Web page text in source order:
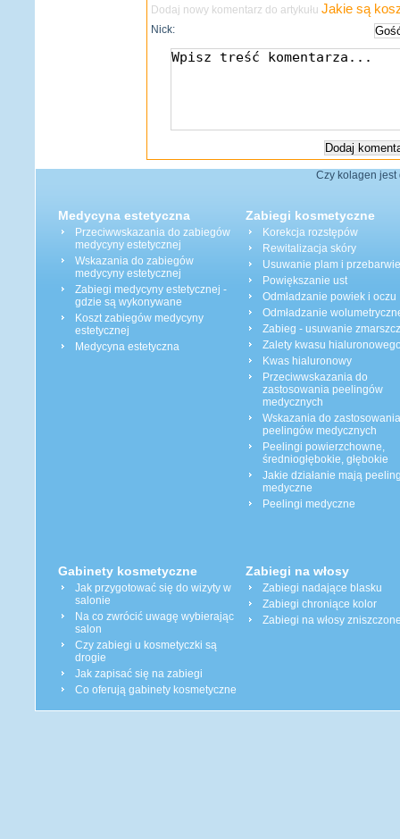
Dodaj nowy komentarz do artykułu Jakie są
Nick:
Czy kolagen
Medycyna estetyczna
Przeciwwskazania do zabiegów
medycyny estetycznej
Wskazania do zabiegów
medycyny estetycznej
Zabiegi medycyny estetycznej -
gdzie są wykonywane
Koszt zabiegów medycyny
estetycznej
Medycyna estetyczna
Zabiegi kosmetyczne
Korekcja rozstępów
Rewitalizacja skóry
Usuwanie plam i
Powiększanie ust
Odmładzanie powiek i oczu
Odmładzanie
Zabieg - usuwanie
Zalety kwasu
Kwas hialuronowy
Przeciwwskazania do
zastosowania peelingów
medycznych
Wskazania do zastosowania
peelingów medycznych
Peelingi powierzchowne,
średniogłębokie, głębokie
Jakie działanie mają
medyczne
Peelingi medyczne
Gabinety kosmetyczne
Jak przygotować się do wizyty w
salonie
Na co zwrócić uwagę wybierając
salon
Czy zabiegi u kosmetyczki są
drogie
Jak zapisać się na zabiegi
Co oferują gabinety kosmetyczne
Zabiegi na włosy
Zabiegi nadające blasku
Zabiegi chroniące kolor
Zabiegi na włosy